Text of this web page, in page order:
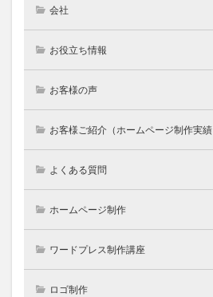
会社
お役立ち情報
お客様の声
お客様ご紹介（ホームページ制作実績
よくある質問
ホームページ制作
ワードプレス制作講座
ロゴ制作